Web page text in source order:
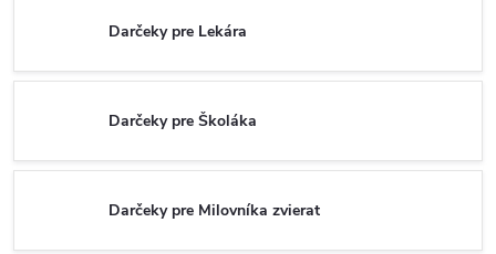
Darčeky pre Lekára
Darčeky pre Školáka
Darčeky pre Milovníka zvierat